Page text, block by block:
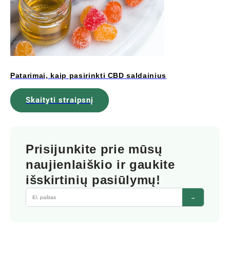
Patarimai, kaip pasirinkti CBD saldainius
Skaityti straipsnį
Prisijunkite prie mūsų
naujienlaiškio ir gaukite
išskirtinių pasiūlymų!
→